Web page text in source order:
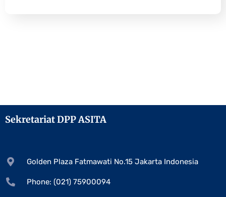
Sekretariat DPP ASITA
Golden Plaza Fatmawati No.15 Jakarta Indonesia
Phone: (021) 75900094